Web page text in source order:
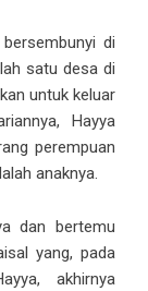
di
satu desa di
untuk keluar
Hayya
perempuan
anaknya.
dan bertemu
yang, pada
akhirnya